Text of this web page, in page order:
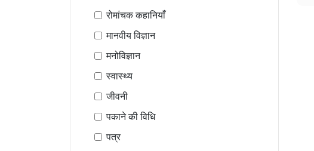
रोमांचक कहानियाँ
मानवीय विज्ञान
मनोविज्ञान
स्वास्थ्य
जीवनी
पकाने की विधि
पत्र